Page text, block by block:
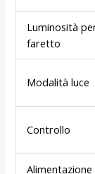
Luminosità
faretto
Modalità luce
Controllo
Alimentazione